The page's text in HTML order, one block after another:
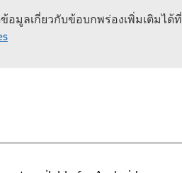
มูลเกี่ยวกับข้อบกพร่องเพิ่มเติมได้ที่